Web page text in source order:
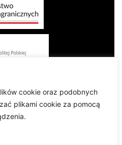
cookie oraz podobnych
plikami cookie za pomocą
Zagranicznych Rzeczypospolitej